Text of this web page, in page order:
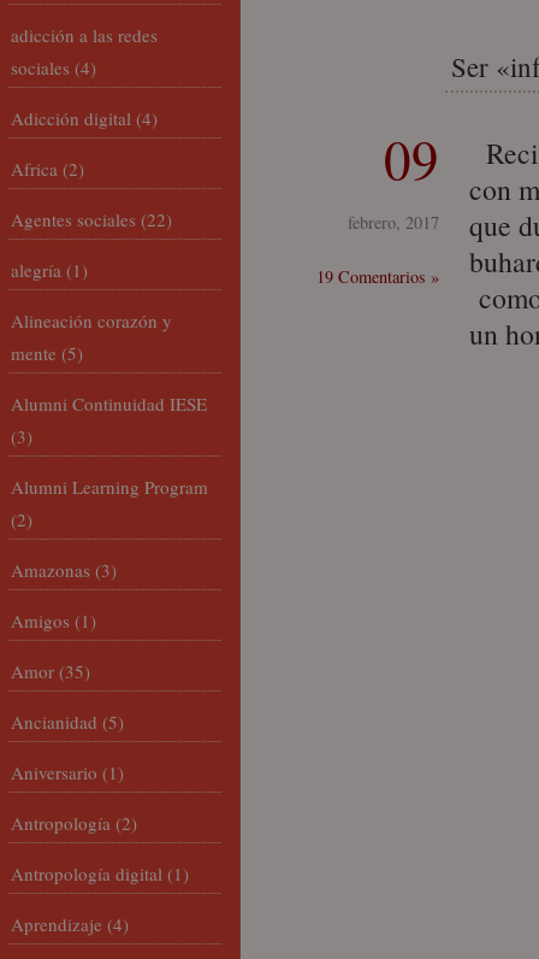
Ser
09
febrero, 2017
19 Comentarios »
con
que
un
adicción a las redes
sociales (4)
Adicción digital (4)
Africa (2)
Agentes sociales (22)
alegría (1)
Alineación corazón y
mente (5)
Alumni Continuidad IESE
(3)
Alumni Learning Program
(2)
Amazonas (3)
Amigos (1)
Amor (35)
Ancianidad (5)
Aniversario (1)
Antropología (2)
Antropología digital (1)
Aprendizaje (4)